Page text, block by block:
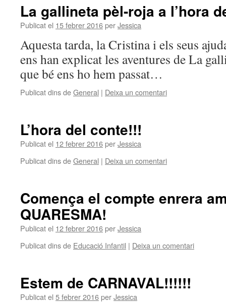
La gallineta pèl-roja a l’hora
Publicat el 15 febrer 2016perJessica
Aquesta tarda, la Cristina i els seus
ens han explicat les aventures de La
que bé ens ho hem passat…
Publicat dins deGeneral | Deixa un comentari
L’hora del conte!!!
Publicat el 12 febrer 2016perJessica
Publicat dins deGeneral | Deixa un comentari
Comença el compte enrera
QUARESMA!
Publicat el 12 febrer 2016perJessica
Publicat dins de Educació Infantil | Deixa un comentari
Estem de CARNAVAL!!!!!!
Publicat el 5 febrer 2016perJessica